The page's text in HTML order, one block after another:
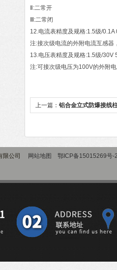
Ⅱ:二常开
Ⅲ:二常闭
12.电流表精度及规格:1.5级/0.1A
注:接次级电流的外附电流互感
13.电压表精度及规格:1.5级/
注:可接次级电压为100V的外附
上一篇： 铝合金立式防爆接线
限公司 网站地图 鄂ICP备15015269号-